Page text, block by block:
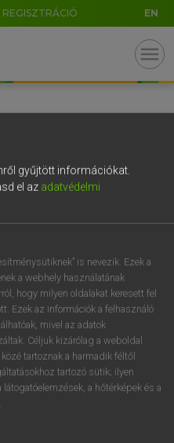
REGISZTRÁCIÓ EN
menu
gyűjtött információkat.
el az adatvédelmi
is nevezik. Ezek a
a webhely használatának
hogy milyen oldalakat keresett fel
Ezek az információk a felhasználó
mivel az adatok
Céljuk kizárólag a weboldal
tartoznak a harmadik féltől
tartozó sütik; ilyen
a hőtérképek és a
. - AltGr